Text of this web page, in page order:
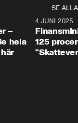
SE ALLA
4:29
–
hela
4 JUNI 2025
125